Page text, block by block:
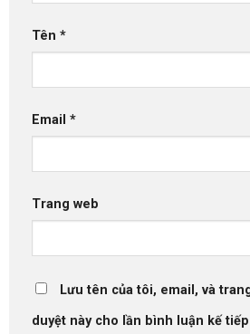
Tên *
Email *
Trang web
Lưu tên của tôi, email, và
duyệt này cho lần bình luận kế